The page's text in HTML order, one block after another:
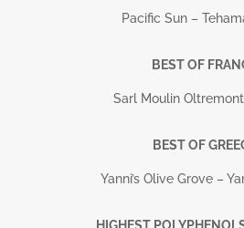
Pacific Sun –
BEST OF
Sarl Moulin
BEST OF
Yanni’s Olive Grove –
HIGHEST